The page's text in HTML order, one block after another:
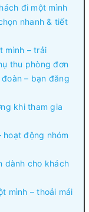
đi một mình
nhanh & tiết
mình – trải
thu phòng đơn
– bạn đăng
khi tham gia
hoạt động nhóm
dành cho khách
mình – thoải mái